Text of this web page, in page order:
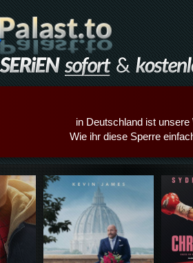
in Deutschland ist unsere
Wie ihr diese Sperre
Details,Play